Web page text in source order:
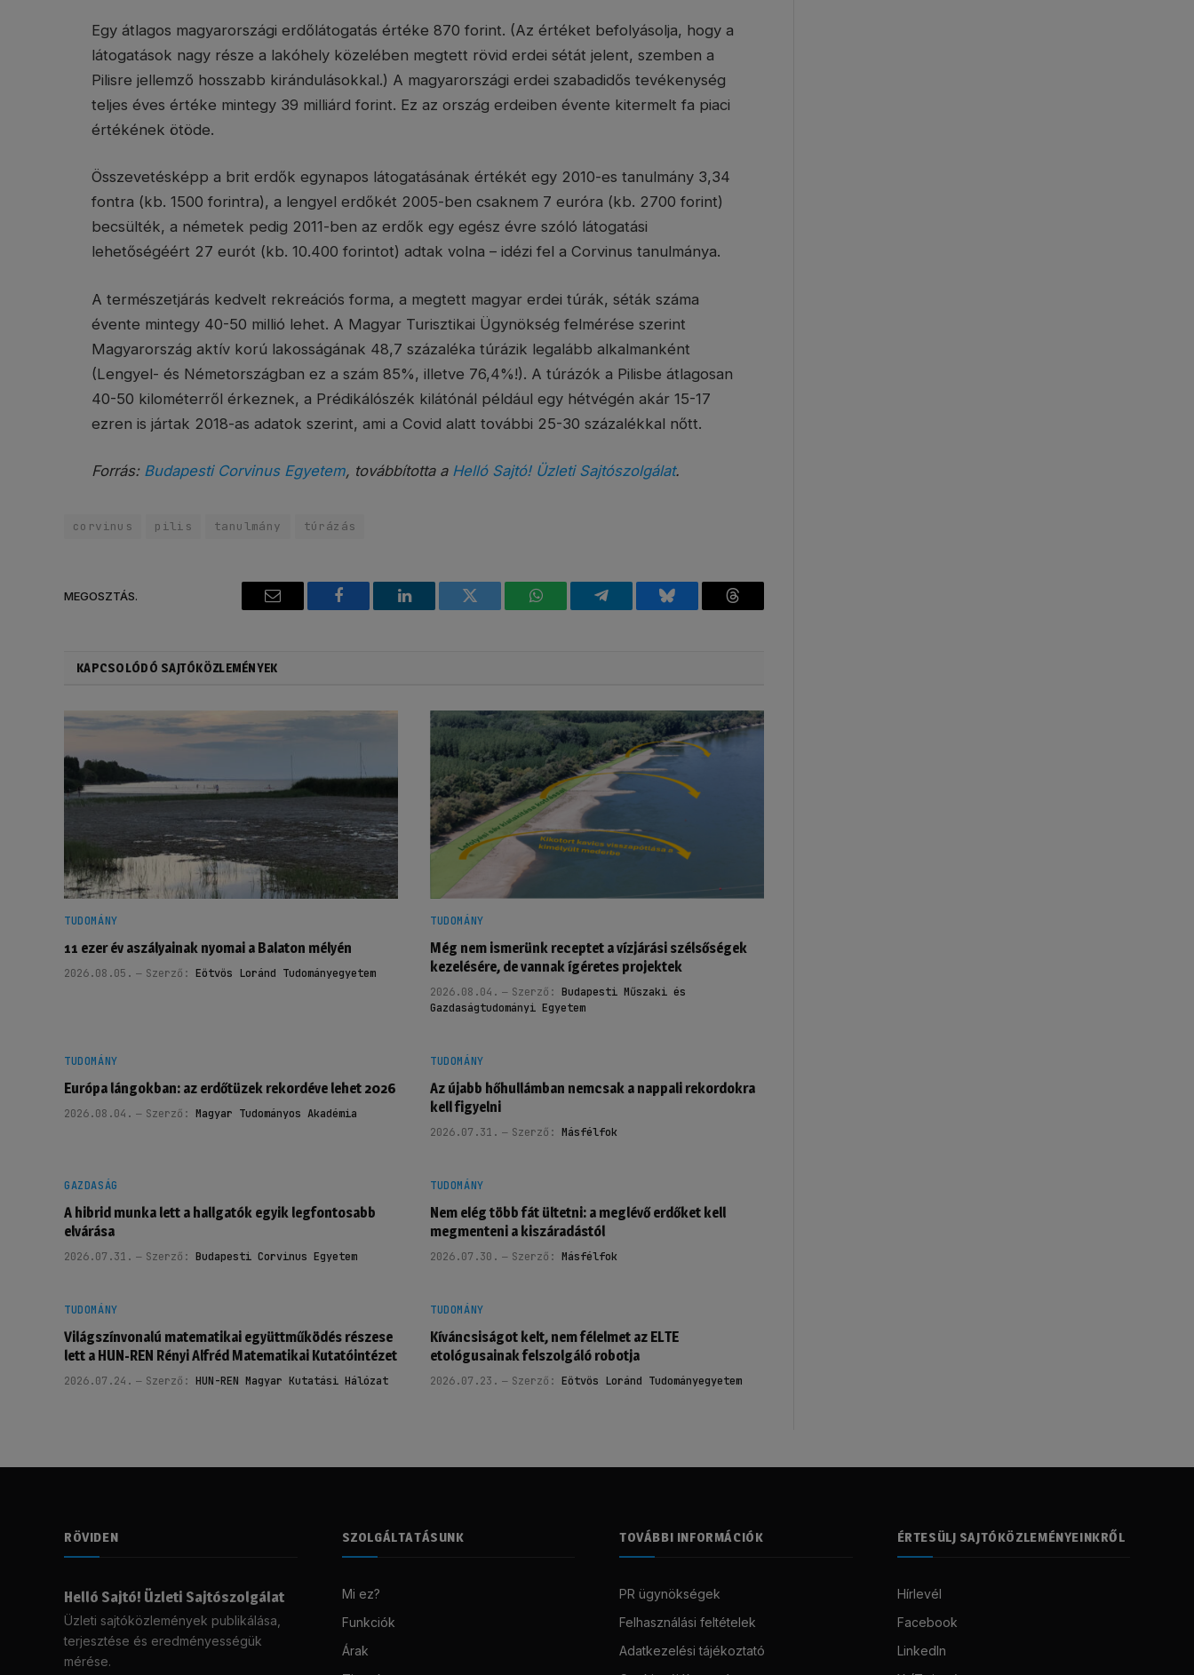
Egy átlagos magyarországi erdőlátogatás értéke 870 forint. (Az értéket befolyásolja, hogy a
látogatások nagy része a lakóhely közelében megtett rövid erdei sétát jelent, szemben a
Pilisre jellemző hosszabb kirándulásokkal.) A magyarországi erdei szabadidős tevékenység
teljes éves értéke mintegy 39 milliárd forint. Ez az ország erdeiben évente kitermelt fa piaci
értékének ötöde.
Összevetésképp a brit erdők egynapos látogatásának értékét egy 2010-es tanulmány 3,34
fontra (kb. 1500 forintra), a lengyel erdőkét 2005-ben csaknem 7 euróra (kb. 2700 forint)
becsülték, a németek pedig 2011-ben az erdők egy egész évre szóló látogatási
lehetőségéért 27 eurót (kb. 10.400 forintot) adtak volna – idézi fel a Corvinus tanulmánya.
A természetjárás kedvelt rekreációs forma, a megtett magyar erdei túrák, séták száma
évente mintegy 40-50 millió lehet. A Magyar Turisztikai Ügynökség felmérése szerint
Magyarország aktív korú lakosságának 48,7 százaléka túrázik legalább alkalmanként
(Lengyel- és Németországban ez a szám 85%, illetve 76,4%!). A túrázók a Pilisbe átlagosan
40-50 kilométerről érkeznek, a Prédikálószék kilátónál például egy hétvégén akár 15-17
ezren is jártak 2018-as adatok szerint, ami a Covid alatt további 25-30 százalékkal nőtt.
Forrás: Budapesti Corvinus Egyetem, továbbította a Helló Sajtó! Üzleti Sajtószolgálat.
corvinus pilis tanulmány túrázás
MEGOSZTÁS.
Email Facebook LinkedIn Twitter WhatsAppTelegram Bluesky Threads
KAPCSOLÓDÓ SAJTÓKÖZLEMÉNYEK
TUDOMÁNY
11 ezer év aszályainak nyomai a Balaton mélyén
2026.08.05. Szerző: Eötvös Loránd Tudományegyetem
TUDOMÁNY
Még nem ismerünk receptet a vízjárási szélsőségek
kezelésére, de vannak ígéretes projektek
2026.08.04. Szerző: Budapesti Műszaki és
Gazdaságtudományi Egyetem
TUDOMÁNY
Európa lángokban: az erdőtüzek rekordéve lehet 2026
2026.08.04. Szerző: Magyar Tudományos Akadémia
TUDOMÁNY
Az újabb hőhullámban nemcsak a nappali rekordokra
kell figyelni
2026.07.31. Szerző: Másfélfok
GAZDASÁG
A hibrid munka lett a hallgatók egyik legfontosabb
elvárása
2026.07.31. Szerző: Budapesti Corvinus Egyetem
TUDOMÁNY
Nem elég több fát ültetni: a meglévő erdőket kell
megmenteni a kiszáradástól
2026.07.30. Szerző: Másfélfok
TUDOMÁNY
Világszínvonalú matematikai együttműködés részese
lett a HUN-REN Rényi Alfréd Matematikai Kutatóintézet
2026.07.24. Szerző: HUN-REN Magyar Kutatási Hálózat
TUDOMÁNY
Kíváncsiságot kelt, nem félelmet az ELTE
etológusainak felszolgáló robotja
2026.07.23. Szerző: Eötvös Loránd Tudományegyetem
RÖVIDEN
Helló Sajtó! Üzleti Sajtószolgálat
Üzleti sajtóközlemények publikálása,
terjesztése és eredményességük
mérése.
SZOLGÁLTATÁSUNK
Mi ez?
Funkciók
Árak
TOVÁBBI INFORMÁCIÓK
PR ügynökségek
Felhasználási feltételek
Adatkezelési tájékoztató
ÉRTESÜLJ SAJTÓKÖZLEMÉNYEINKRŐL
Hírlevél
Facebook
LinkedIn